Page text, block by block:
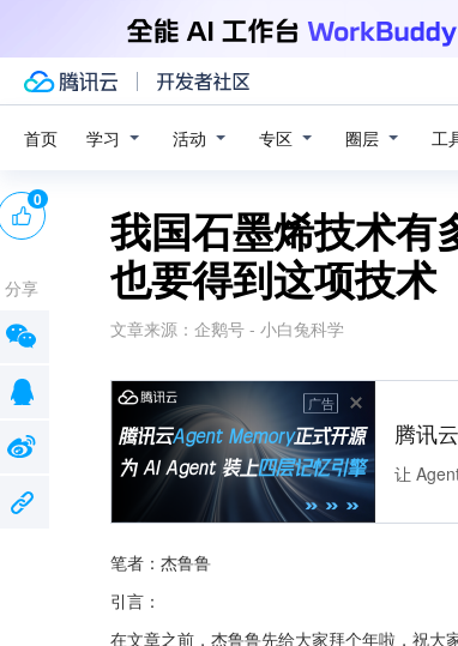
首页 学习 活动 专区 圈层 工
我国石墨烯技术有
也要得到这项技术
文章来源： 企鹅号 - 小白兔科学
广告
腾讯
让
笔者：杰鲁鲁
引言：
在文章之前，杰鲁鲁先给大家拜个年啦，祝大
0
分享